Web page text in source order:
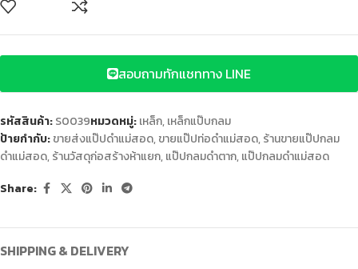
สอบถามทักแชททาง LINE
รหัสสินค้า:S0039หมวดหมู่:เหล็ก,เหล็กแป๊บกลม
ป้ายกำกับ:ขายส่งแป๊ปดำแม่สอด,ขายแป๊ปท่อดำแม่สอด,ร้านขายแป๊ปกลม
ดำแม่สอด,ร้านวัสดุก่อสร้างห้าแยก,แป๊ปกลมดำตาก,แป๊ปกลมดำแม่สอด
Share:
SHIPPING & DELIVERY